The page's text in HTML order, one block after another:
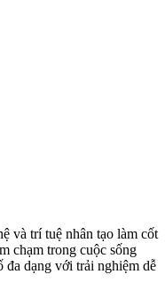
và trí tuệ nhân tạo làm cốt
chạm trong cuộc sống
đa dạng với trải nghiệm dễ